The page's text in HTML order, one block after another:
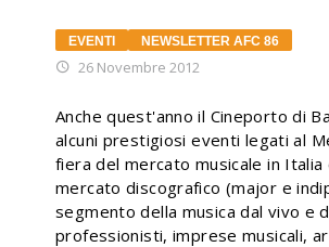
EVENTI NEWSLETTER AFC 86
26 Novembre 2012
Anche quest'anno il Cineporto di
alcuni prestigiosi eventi legati al
fiera del mercato musicale in Italia
mercato discografico (major e
segmento della musica dal vivo e
professionisti, imprese musicali,